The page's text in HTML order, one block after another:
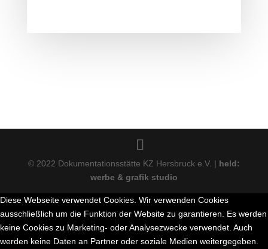
© 2022 Dokumentationsstätte KZ Hersbruck e.V. | held:
werbe & grafik studio
Diese Webseite verwendet Cookies. Wir verwenden Cookies
ausschließlich um die Funktion der Website zu garantieren. Es werden
keine Cookies zu Marketing- oder Analysezwecke verwendet. Auch
werden keine Daten an Partner oder soziale Medien weitergegeben.